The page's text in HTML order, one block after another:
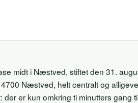
midt i Næstved, stiftet den 31.
Næstved, helt centralt og
er kun omkring ti minutters